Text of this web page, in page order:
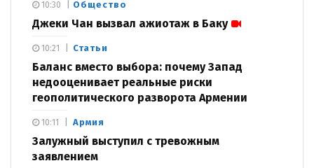
Общество
Джеки Чан вызвал ажиотаж в Баку
10:30
Статьи
Баланс вместо выбора: почему Запад
недооценивает реальные риски
геополитического разворота Армении
10:21
Армия
Залужный выступил с тревожным
заявлением
10:11